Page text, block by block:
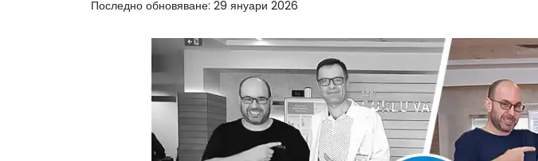
Последно обновяване: 29 януари 2026